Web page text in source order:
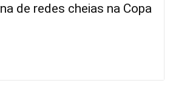
de redes cheias na Copa